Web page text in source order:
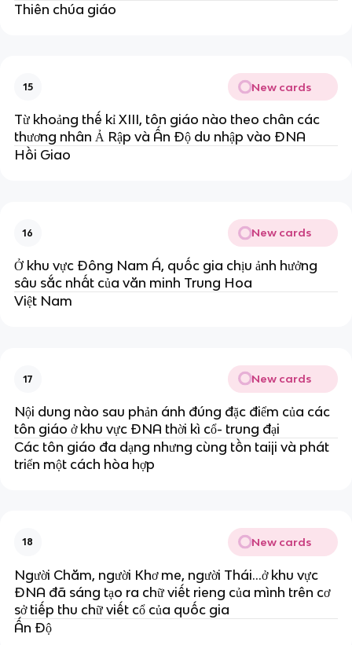
Thiên chúa giáo
15 New cards
Từ khoảng thế kỉ XIII, tôn giáo nào theo chân các
thương nhân Ả Rập và Ấn Độ du nhập vào ĐNA
Hồi Giao
16 New cards
Ở khu vực Đông Nam Á, quốc gia chịu ảnh hưởng
sâu sắc nhất của văn minh Trung Hoa
Việt Nam
17 New cards
Nội dung nào sau phản ánh đúng đặc điểm của các
tôn giáo ở khu vực ĐNA thời kì cổ- trung đại
Các tôn giáo đa dạng nhưng cùng tồn taiji và phát
triển một cách hòa hợp
18 New cards
Người Chăm, người Khơ me, người Thái…ở khu vực
ĐNA đã sáng tạo ra chữ viết rieng của mình trên cơ
sở tiếp thu chữ viết cổ của quốc gia
Ấn Độ